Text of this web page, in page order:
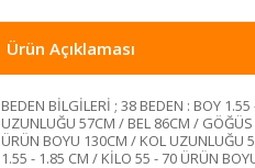
Ürün Açıklaması
BEDEN BİLGİLERİ ; 38 BEDEN : BOY
UZUNLUĞU 57CM / BEL 86CM /
ÜRÜN BOYU 130CM / KOL UZUNLUĞU
1.55 - 1.85 CM / KİLO 55 - 70 ÜRÜN